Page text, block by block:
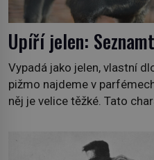
Upíří jelen:
Vypadá jako jelen, vlastní
pižmo najdeme v
něj je velice těžké. Tato
1778), jenže v Asii o něm ví